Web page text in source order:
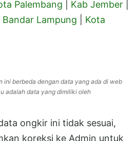
Palembang Kab Jember
Bandar Lampung
Kota
ini berbeda dengan data yang ada di web
adalah data yang dimiliki oleh
ongkir ini tidak sesuai,
koreksi ke Admin untuk